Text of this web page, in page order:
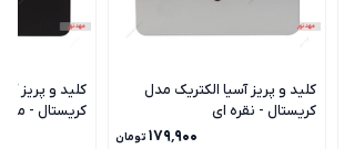
کلید و پریز آسیا الکتریک مدل
کریستال - نقره ای
۱۷۹٬۹۰۰ تومان
کلید و پریز
کریستال -